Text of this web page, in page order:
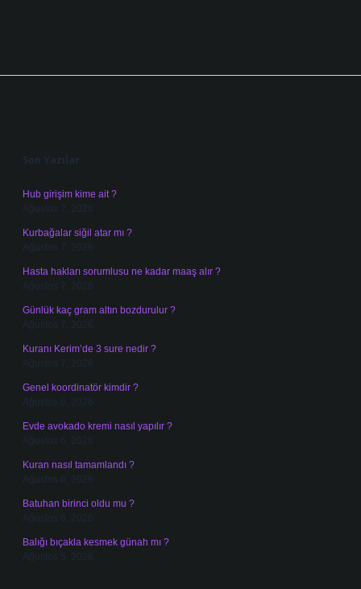
Son Yazılar
Hub girişim kime ait ?
Ağustos 7, 2026
Kurbağalar siğil atar mı ?
Ağustos 7, 2026
Hasta hakları sorumlusu ne kadar maaş alır ?
Ağustos 7, 2026
Günlük kaç gram altın bozdurulur ?
Ağustos 7, 2026
Kuranı Kerim’de 3 sure nedir ?
Ağustos 7, 2026
Genel koordinatör kimdir ?
Ağustos 6, 2026
Evde avokado kremi nasıl yapılır ?
Ağustos 6, 2026
Kuran nasıl tamamlandı ?
Ağustos 6, 2026
Batuhan birinci oldu mu ?
Ağustos 6, 2026
Balığı bıçakla kesmek günah mı ?
Ağustos 5, 2026